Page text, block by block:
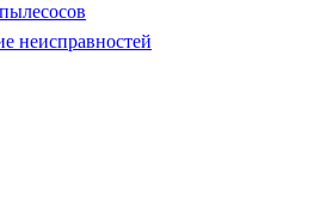
неисправностей